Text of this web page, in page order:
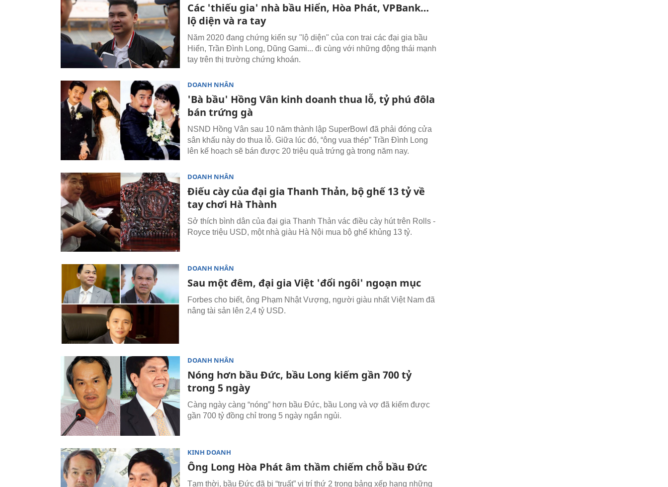
Các 'thiếu gia' nhà bầu Hiển, Hòa Phát, VPBank…
lộ diện và ra tay
Năm 2020 đang chứng kiến sự "lộ diện" của con trai các đại gia bầu
Hiển, Trần Đình Long, Dũng Gami... đi cùng với những động thái mạnh
tay trên thị trường chứng khoán.
DOANH NHÂN
'Bà bầu' Hồng Vân kinh doanh thua lỗ, tỷ phú đôla
bán trứng gà
NSND Hồng Vân sau 10 năm thành lập SuperBowl đã phải đóng cửa
sân khấu này do thua lỗ. Giữa lúc đó, “ông vua thép” Trần Đình Long
lên kế hoạch sẽ bán được 20 triệu quả trứng gà trong năm nay.
DOANH NHÂN
Điếu cày của đại gia Thanh Thản, bộ ghế 13 tỷ về
tay chơi Hà Thành
Sở thích bình dân của đại gia Thanh Thản vác điều cày hút trên Rolls -
Royce triệu USD, một nhà giàu Hà Nội mua bộ ghế khủng 13 tỷ.
DOANH NHÂN
Sau một đêm, đại gia Việt 'đổi ngôi' ngoạn mục
Forbes cho biết, ông Phạm Nhật Vượng, người giàu nhất Việt Nam đã
nâng tài sản lên 2,4 tỷ USD.
DOANH NHÂN
Nóng hơn bầu Đức, bầu Long kiếm gần 700 tỷ
trong 5 ngày
Càng ngày càng “nóng” hơn bầu Đức, bầu Long và vợ đã kiếm được
gần 700 tỷ đồng chỉ trong 5 ngày ngắn ngủi.
KINH DOANH
Ông Long Hòa Phát âm thầm chiếm chỗ bầu Đức
Tạm thời, bầu Đức đã bị “truất” vị trí thứ 2 trong bảng xếp hạng những